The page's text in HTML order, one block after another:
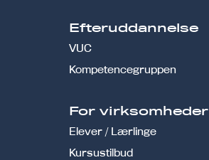
Efteruddannelse
VUC
Kompetencegruppen
For virksomheder
Elever / Lærlinge
Kursustilbud